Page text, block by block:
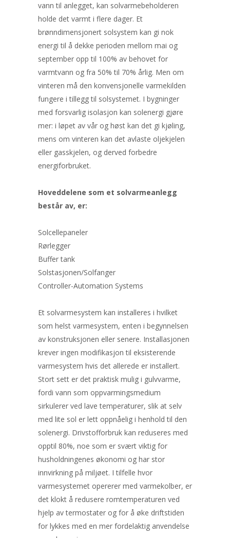
vann til anlegget, kan solvarmebeholderen
holde det varmt i flere dager. Et
brønndimensjonert solsystem kan gi nok
energi til å dekke perioden mellom mai og
september opp til 100% av behovet for
varmtvann og fra 50% til 70% årlig. Men om
vinteren må den konvensjonelle varmekilden
fungere i tillegg til solsystemet. I bygninger
med forsvarlig isolasjon kan solenergi gjøre
mer: i løpet av vår og høst kan det gi kjøling,
mens om vinteren kan det avlaste oljekjelen
eller gasskjelen, og derved forbedre
energiforbruket.
Hoveddelene som et solvarmeanlegg
består av, er:
Solcellepaneler
Rørlegger
Buffer tank
Solstasjonen/Solfanger
Controller-Automation Systems
Et solvarmesystem kan installeres i hvilket
som helst varmesystem, enten i begynnelsen
av konstruksjonen eller senere. Installasjonen
krever ingen modifikasjon til eksisterende
varmesystem hvis det allerede er installert.
Stort sett er det praktisk mulig i gulvvarme,
fordi vann som oppvarmingsmedium
sirkulerer ved lave temperaturer, slik at selv
med lite sol er lett oppnåelig i henhold til den
solenergi. Drivstofforbruk kan reduseres med
opptil 80%, noe som er svært viktig for
husholdningenes økonomi og har stor
innvirkning på miljøet. I tilfelle hvor
varmesystemet opererer med varmekolber, er
det klokt å redusere romtemperaturen ved
hjelp av termostater og for å øke driftstiden
for lykkes med en mer fordelaktig anvendelse